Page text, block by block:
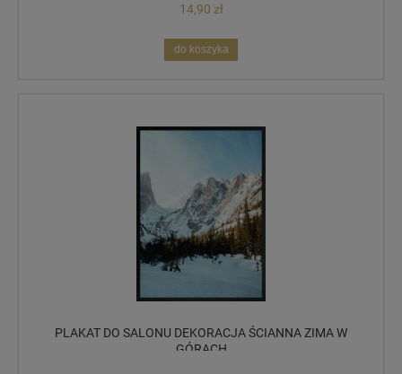
14,90 zł
do koszyka
PLAKAT DO SALONU DEKORACJA ŚCIANNA ZIMA W
GÓRACH